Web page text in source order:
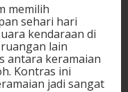
memilih
sehari hari
kendaraan di
lain
antara keramaian
Kontras ini
jadi sangat